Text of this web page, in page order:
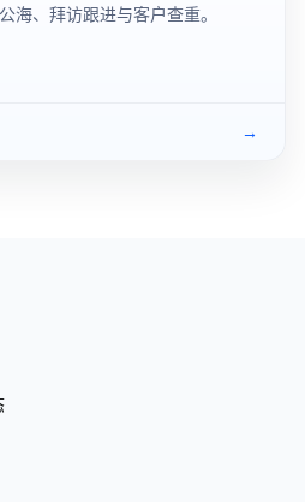
海、拜访跟进与客户查重。
→